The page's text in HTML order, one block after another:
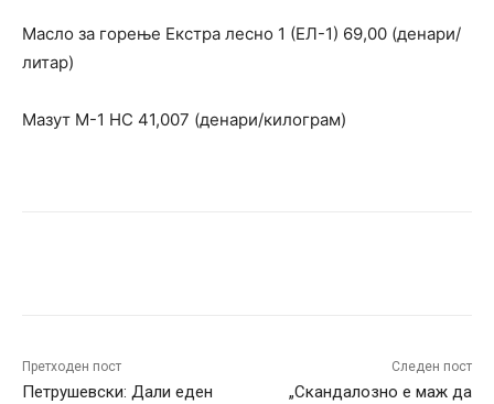
Масло за горење Екстра лесно 1 (ЕЛ-1) 69,00 (денари/
литар)
Мазут М-1 НС 41,007 (денари/килограм)
Претходен пост
Петрушевски: Дали еден
Следен пост
„Скандалозно е маж да